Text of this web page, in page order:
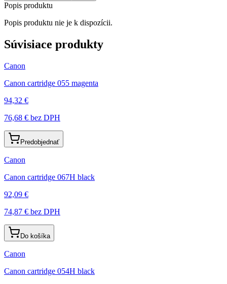
Popis produktu
Popis produktu nie je k dispozícii.
Súvisiace produkty
Canon
Canon cartridge 055 magenta
94,32 €
76,68 € bez DPH
Predobjednať
Canon
Canon cartridge 067H black
92,09 €
74,87 € bez DPH
Do košíka
Canon
Canon cartridge 054H black